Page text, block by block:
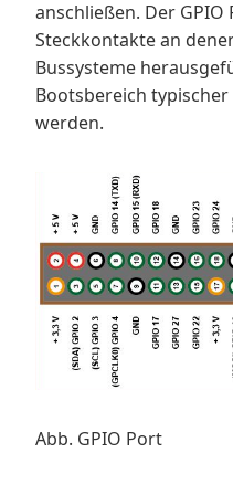
anschließen. Der
Steckkontakte an
Bussysteme
Bootsbereich
werden.
Abb. GPIO Port